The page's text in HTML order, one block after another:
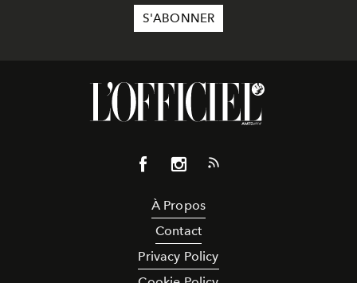
À Propos
Contact
Privacy Policy